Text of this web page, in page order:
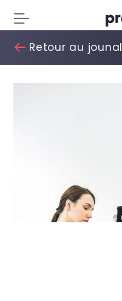
Retour au jounal